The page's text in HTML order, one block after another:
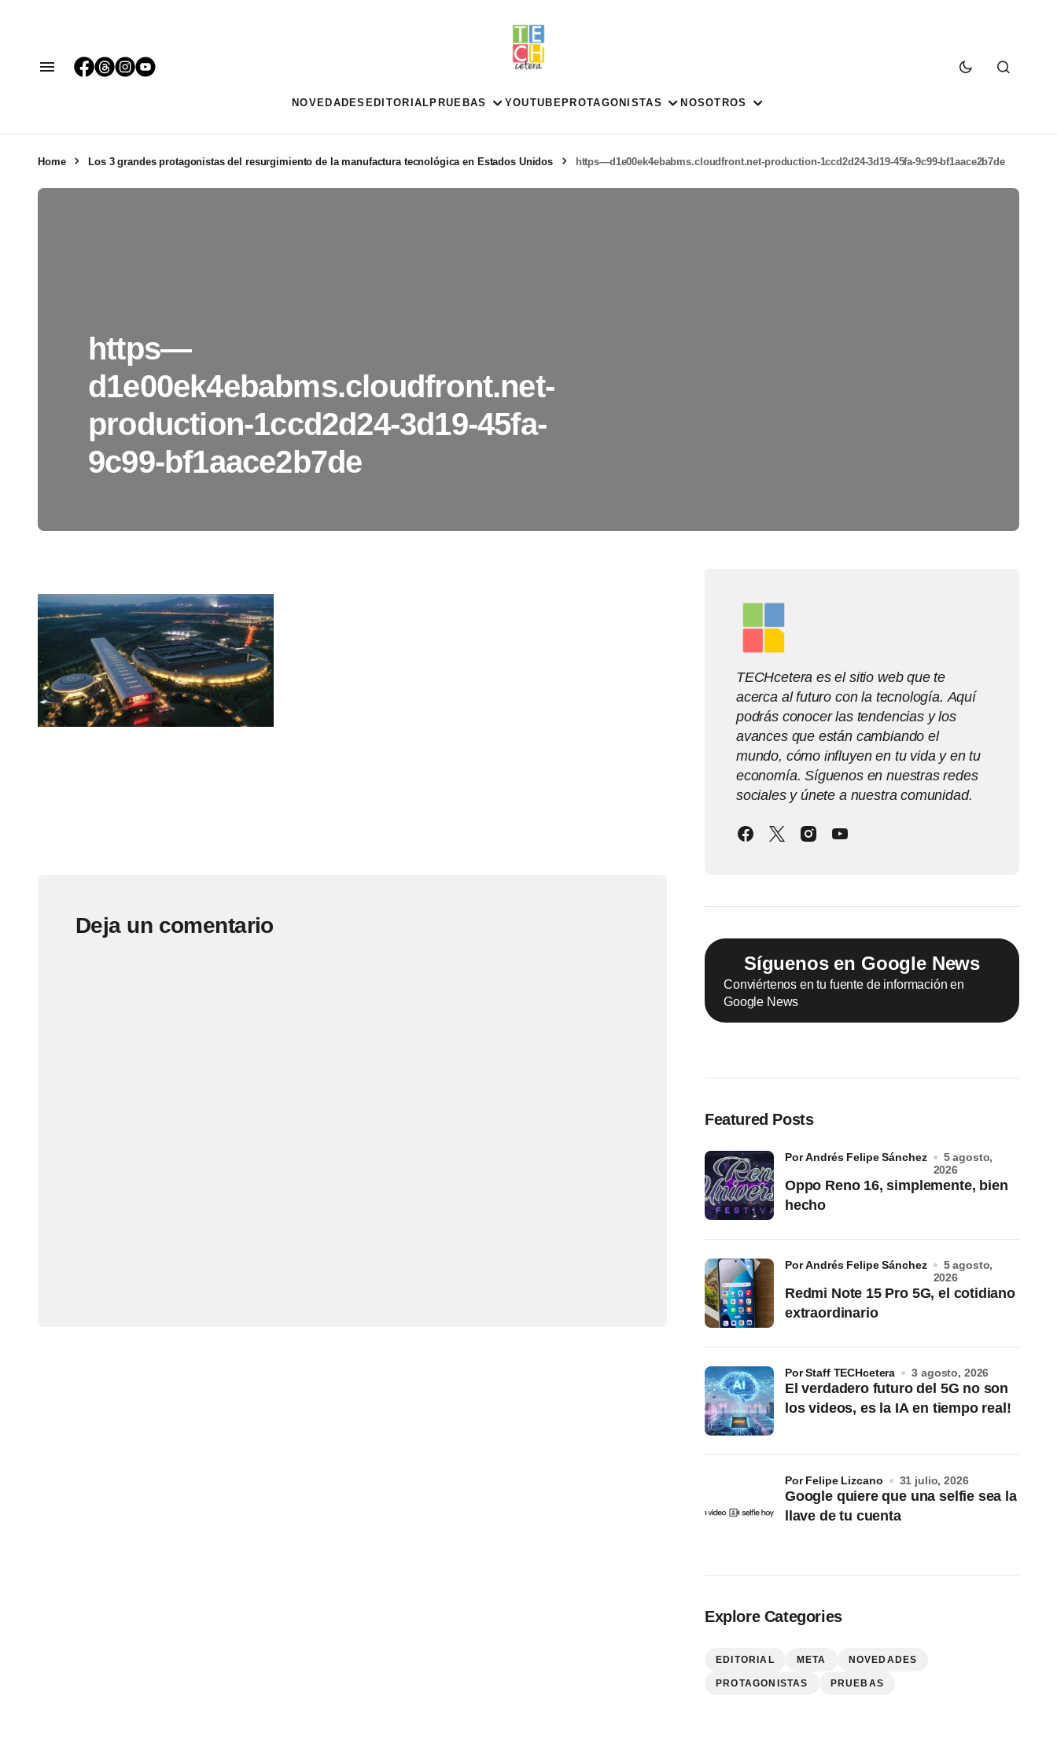
NOVEDADES EDITORIAL PRUEBAS YOUTUBE PROTAGONISTAS NOSOTROS
Home Los 3 grandes protagonistas del resurgimiento de la manufactura tecnológica en Estados Unidos https—d1e00ek4ebabms.cloudfront.net-production-1ccd2d24-3d19-45fa-9c99-bf1aace2b7de
https—
d1e00ek4ebabms.cloudfront.net-
production-1ccd2d24-3d19-45fa-
9c99-bf1aace2b7de
Deja un comentario
TECHcetera es el sitio web que te
acerca al futuro con la tecnología. Aquí
podrás conocer las tendencias y los
avances que están cambiando el
mundo, cómo influyen en tu vida y en tu
economía. Síguenos en nuestras redes
sociales y únete a nuestra comunidad.
Síguenos en Google News
Conviértenos en tu fuente de información en
Google News
Featured Posts
Oppo Reno 16, simplemente, bien
hecho
por Andrés Felipe Sánchez
5 agosto,
2026
Redmi Note 15 Pro 5G, el cotidiano
extraordinario
por Andrés Felipe Sánchez
5 agosto,
2026
El verdadero futuro del 5G no son
los videos, es la IA en tiempo real!
por Staff TECHcetera 3 agosto, 2026
Google quiere que una selfie sea la
llave de tu cuenta
por Felipe Lizcano 31 julio, 2026
Explore Categories
EDITORIAL META NOVEDADES
PROTAGONISTAS PRUEBAS